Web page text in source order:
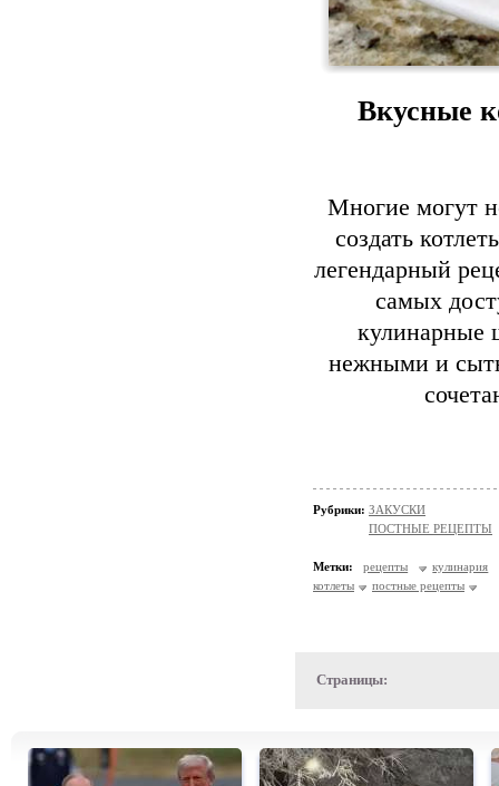
Вкусные
Многие могут
создать
легендарный
самых
кулинарные
нежными и
Рубрики: ЗАКУСКИ
ПОСТНЫЕ РЕЦЕПТЫ
Метки: рецепты
кулинария
котлеты
постные рецепты
Страницы: